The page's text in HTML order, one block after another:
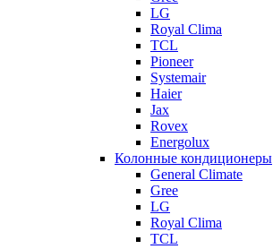
LG
Royal Clima
TCL
Pioneer
Systemair
Haier
Jax
Rovex
Energolux
Колонные кондиционеры
General Climate
Gree
LG
Royal Clima
TCL